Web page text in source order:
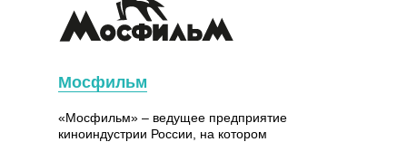
Мосфильм
«Мосфильм» – ведущее предприятие
киноиндустрии России, на котором